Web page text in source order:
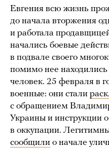
Евгения всю жизнь
до начала вторжения
и работала
начались боевые
в подвале своего
помимо нее
человек. 25 февраля в
военные: они стали
с обращением
Украины и инструкции
в оккупации.
сообщили о начале